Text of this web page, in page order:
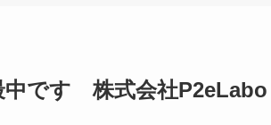
中です 株式会社P2eLabo